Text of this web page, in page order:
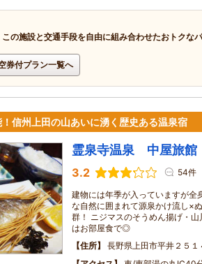
この施設と交通手段を自由に組み合わせたおトクな
券付プラン一覧へ
信州上田の山あいに湧く歴史ある温泉宿
霊泉寺温泉 中屋旅館
3.2 54件
建物には年季が入っていますが全
な自然に囲まれて源泉かけ流し×
群！ ニジマスのそうめん揚げ・
はお部屋食で◎
住所
長野県上田市平井２５１